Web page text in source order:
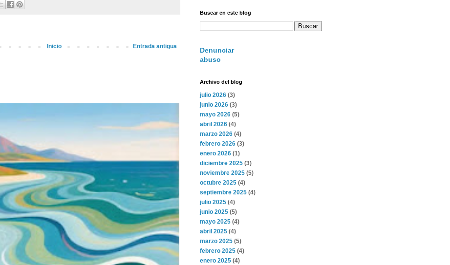
Entrada antigua
Inicio
Buscar en este blog
Denunciar
abuso
Archivo del blog
julio 2026 (3)
junio 2026 (3)
mayo 2026 (5)
abril 2026 (4)
marzo 2026 (4)
febrero 2026 (3)
enero 2026 (1)
diciembre 2025 (3)
noviembre 2025 (5)
octubre 2025 (4)
septiembre 2025 (4)
julio 2025 (4)
junio 2025 (5)
mayo 2025 (4)
abril 2025 (4)
marzo 2025 (5)
febrero 2025 (4)
enero 2025 (4)